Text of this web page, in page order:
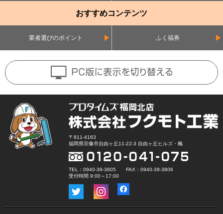
おすすめコンテンツ
業者選びのポイント ふく福券
〒811-4163
福岡県宗像市自由ヶ丘11-22-3 自由ヶ丘ヒルズ・楓
TEL：0940-39-3805 FAX：0940-39-3806
受付時間 9:00～17:00